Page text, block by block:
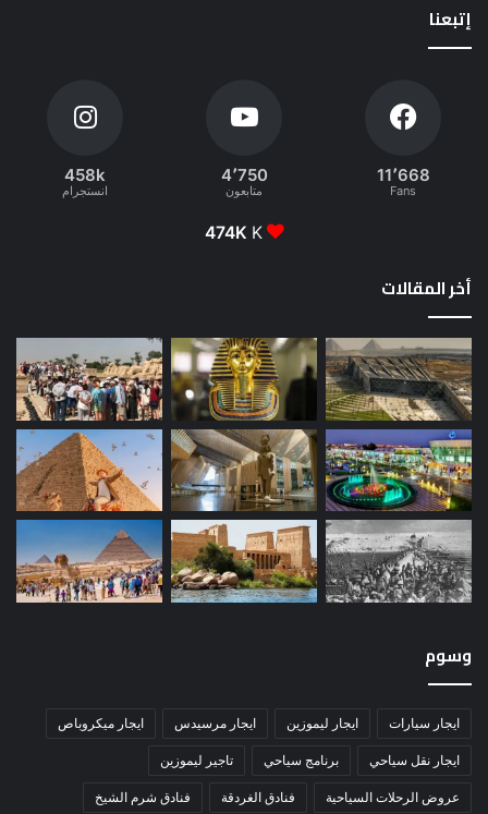
إتبعنا
11٬668
Fans
4٬750
متابعون
458k
انستجرام
474K K
أخر المقالات
وسوم
ايجار سيارات ايجار ليموزين ايجار مرسيدس ايجار ميكروباص
ايجار نقل سياحي برنامج سياحي تاجير ليموزين
عروض الرحلات السياحية فنادق الغردقة فنادق شرم الشيخ